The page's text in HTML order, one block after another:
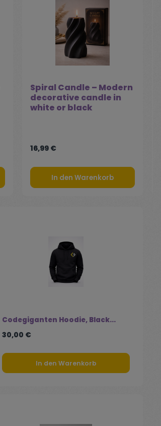
Spiral Candle – Modern
decorative candle in
white or black
16,99 €
In den Warenkorb
Codegiganten Hoodie, Black
30,00 €
In den Warenkorb